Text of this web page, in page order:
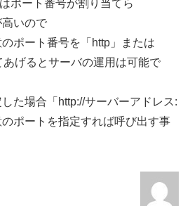
ポート番号が割り当てら
いので
ポート番号を「http」または
あげるとサーバの運用は可能で
た場合「http://サーバーアドレス:
ポートを指定すれば呼び出す事